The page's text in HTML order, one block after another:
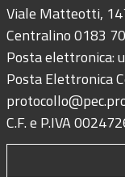
Viale Matteotti,
Centralino 0183
Posta elettronica:
Posta Elettronica
C.F. e P.IVA